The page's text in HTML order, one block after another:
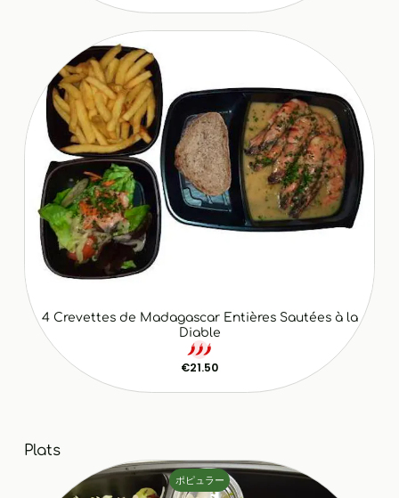
4 Crevettes de Madagascar Entières Sautées à la
Diable
€21.50
Plats
ポピュラー